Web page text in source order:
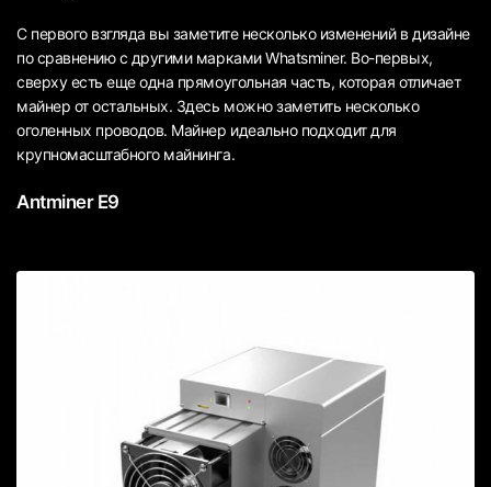
С первого взгляда вы заметите несколько изменений в дизайне
по сравнению с другими марками Whatsminer. Во-первых,
сверху есть еще одна прямоугольная часть, которая отличает
майнер от остальных. Здесь можно заметить несколько
оголенных проводов. Майнер идеально подходит для
крупномасштабного майнинга.
Antminer E9